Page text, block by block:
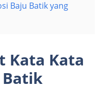
Baju Batik yang
Kata Kata
Batik